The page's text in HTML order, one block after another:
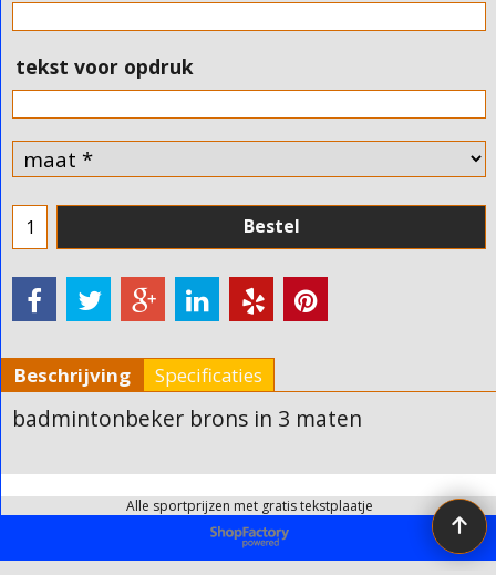
tekst voor opdruk
Bestel
Beschrijving Specificaties
badmintonbeker brons in 3 maten
Alle sportprijzen met gratis tekstplaatje
Webwinkel gemaakt met ShopFactory webwinkel software.